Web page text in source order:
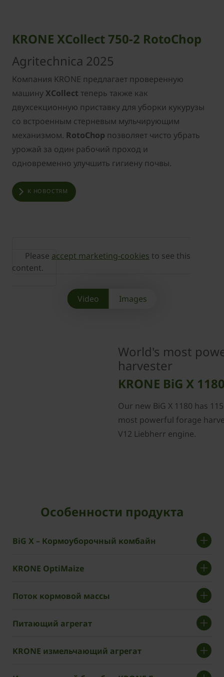
KRONE XCollect 750-2 RotoChop
Agritechnica 2025
Компания KRONE предлагает проверенную
машинуXCollect теперь также как
двухсекционную приставку для уборки кукурузы
со встроенным стерневым мульчирующим
механизмом. RotoChop позволяет чисто убрать
урожай за один рабочий проход и
одновременно улучшить гигиену почвы.
К НОВОСТЯМ
Please accept marketing-cookies to see this
content.
Video Images
World's most
harvester
KRONE BiG X
Our new BiG X 1180 has
most powerful forage
V12 Liebherr engine.
Особенности продукта
BiG X – Кормоуборочный комбайн
KRONE OptiMaize
Поток кормовой массы
Питающий агрегат
KRONE измельчающий агрегат